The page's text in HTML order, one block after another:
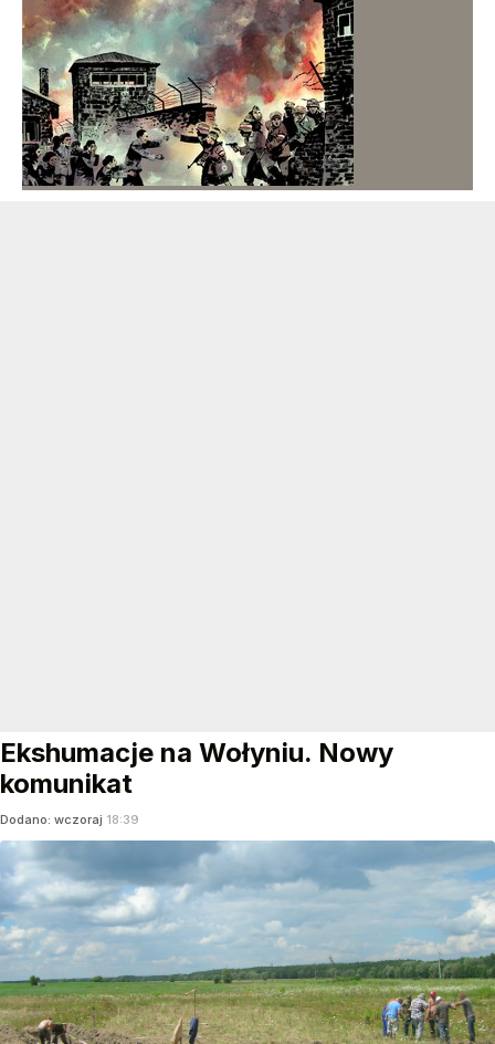
Ekshumacje na Wołyniu. Nowy
komunikat
Dodano: wczoraj 18:39